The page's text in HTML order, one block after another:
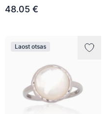
48.05 €
Laost otsas